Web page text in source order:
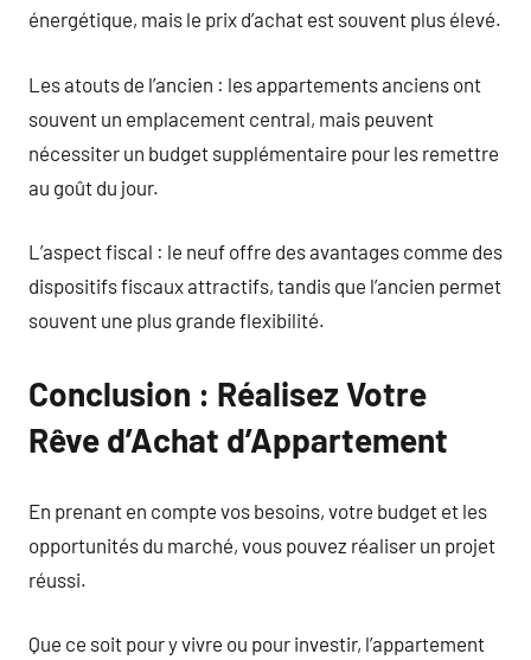
énergétique, mais le prix d’achat est souvent plus élevé.
Les atouts de l’ancien : les appartements anciens ont
souvent un emplacement central, mais peuvent
nécessiter un budget supplémentaire pour les remettre
au goût du jour.
L’aspect fiscal : le neuf offre des avantages comme des
dispositifs fiscaux attractifs, tandis que l’ancien permet
souvent une plus grande flexibilité.
Conclusion : Réalisez Votre
Rêve d’Achat d’Appartement
En prenant en compte vos besoins, votre budget et les
opportunités du marché, vous pouvez réaliser un projet
réussi.
Que ce soit pour y vivre ou pour investir, l’appartement